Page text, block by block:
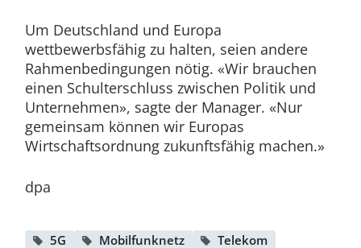
Um Deutschland und Europa
wettbewerbsfähig zu halten, seien andere
Rahmenbedingungen nötig. «Wir brauchen
einen Schulterschluss zwischen Politik und
Unternehmen», sagte der Manager. «Nur
gemeinsam können wir Europas
Wirtschaftsordnung zukunftsfähig machen.»
dpa
5G Mobilfunknetz Telekom